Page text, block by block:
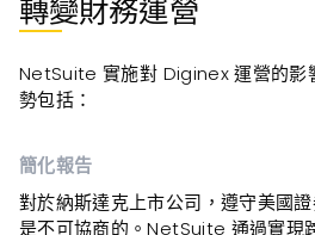
轉變財務運營
NetSuite 實施對 Diginex 運營的影
勢包括：
簡化報告
對於納斯達克上市公司，遵守美國
是不可協商的。NetSuite 通過實現